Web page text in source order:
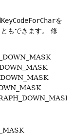
を
もできます。
修